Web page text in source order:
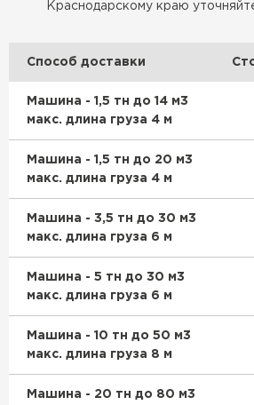
Краснодарскому краю
Способ доставки
Машина - 1,5 тн до 14 м3
макс. длина груза 4 м
Машина - 1,5 тн до 20 м3
макс. длина груза 4 м
Машина - 3,5 тн до 30 м3
макс. длина груза 6 м
Машина - 5 тн до 30 м3
макс. длина груза 6 м
Машина - 10 тн до 50 м3
макс. длина груза 8 м
Машина - 20 тн до 80 м3